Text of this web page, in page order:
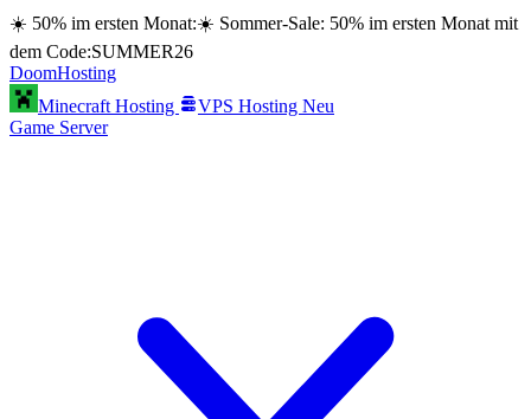
☀️ 50% im ersten Monat:☀️ Sommer-Sale: 50% im ersten Monat mit
dem Code:SUMMER26
DoomHosting
Minecraft Hosting
VPS Hosting Neu
Game Server